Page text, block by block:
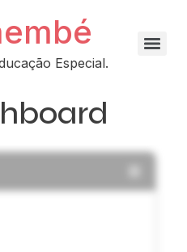
Especial.